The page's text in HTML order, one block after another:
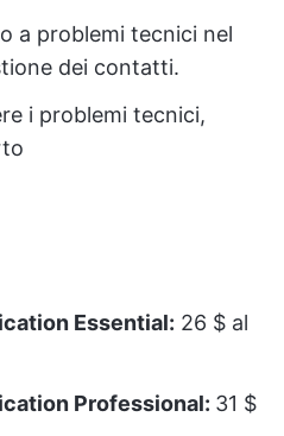
a problemi tecnici nel
dei contatti.
i problemi tecnici,
Essential: 26 $ al
Professional: 31 $